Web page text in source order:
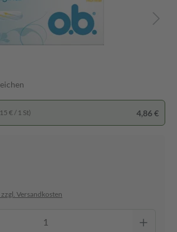
€ / 1 St) 4,86 €
Versandkosten